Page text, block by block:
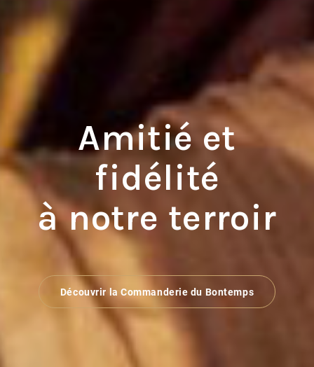
Amitié et
fidélité
à notre terroir
Découvrir la Commanderie du Bontemps